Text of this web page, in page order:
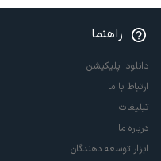
راهنما
دانلود اپلیکیشن
ارتباط با ما
تبلیغات
درباره ما
ابزار توسعه دهندگان